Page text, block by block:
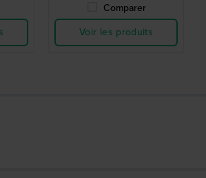
Comparer
Voir les produits